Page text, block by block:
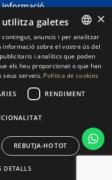
informació
604 27 95 76
604 27 95 76
info@eventique.es
- Creat amb
per
SPANISH
CATALAN
×
galetes
anuncis i per analitzar
sobre el vostre ús del
i analítics que poden
els heu proporcionat o que han
seus serveis. Política de cookies
RENDIMENT
REBUTJA-HO TOT
DETALLS